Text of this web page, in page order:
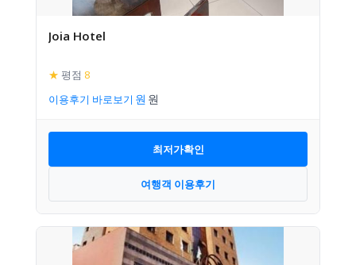
Joia Hotel
★ 평점 8
이용후기 바로보기
최저가확인
여행객 이용후기